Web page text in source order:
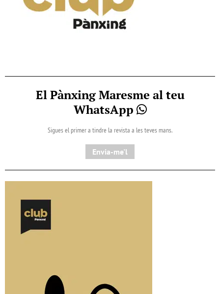
El Pànxing Maresme al teu
WhatsApp
Sigues el primer a tindre la revista a les teves mans.
Envia-me'l